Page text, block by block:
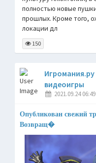
полностью новые
прошлых. Кроме того,
локации дл
150
видеоигры
2021.09.24 06:49
Опубликован свежий
Возвращ�